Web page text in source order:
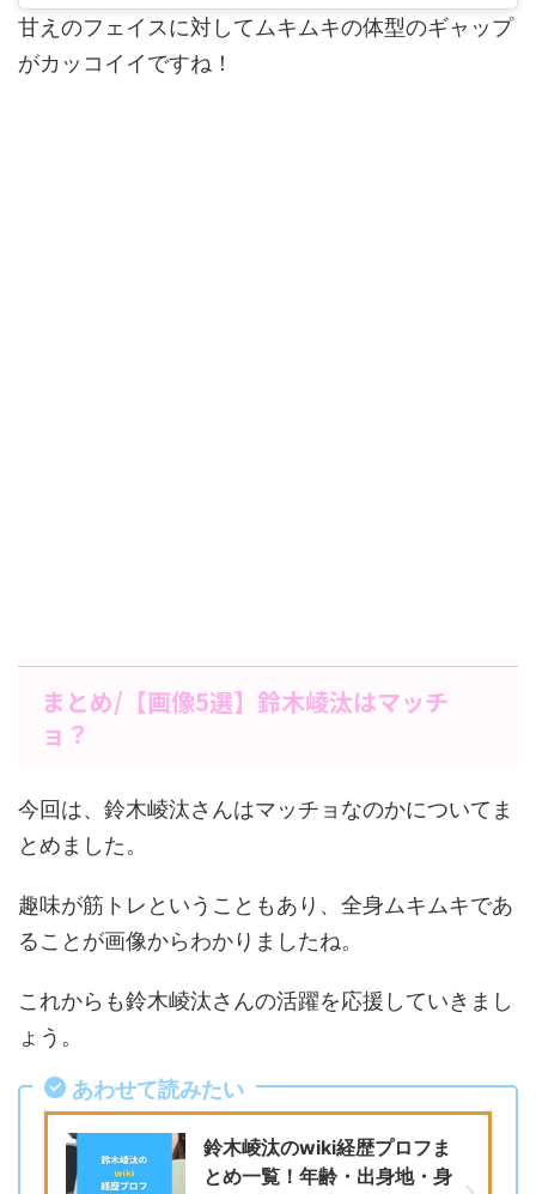
甘えのフェイスに対してムキムキの体型のギャップ
がカッコイイですね！
まとめ/【画像5選】鈴木崚汰はマッチ
ョ？
今回は、鈴木崚汰さんはマッチョなのかについてま
とめました。
趣味が筋トレということもあり、全身ムキムキであ
ることが画像からわかりましたね。
これからも鈴木崚汰さんの活躍を応援していきまし
ょう。
あわせて読みたい
鈴木崚汰のwiki経歴プロフま
とめ一覧！年齢・出身地・身